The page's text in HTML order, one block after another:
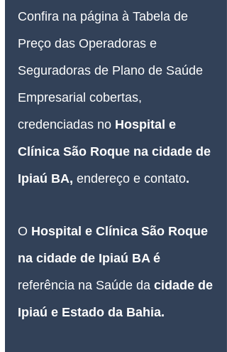
Confira na página à Tabela de
Preço das Operadoras e
Seguradoras de Plano de Saúde
Empresarial cobertas,
credenciadas no Hospital e
Clínica São Roque na cidade de
Ipiaú BA, endereço e contato.
O Hospital e Clínica São Roque
na cidade de Ipiaú BA é
referência na Saúde da cidade de
Ipiaú e Estado da Bahia.